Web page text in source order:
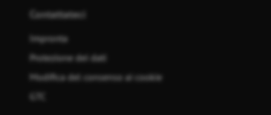
Contattateci
Impronta
Protezione dei dati
Modifica del consenso ai cookie